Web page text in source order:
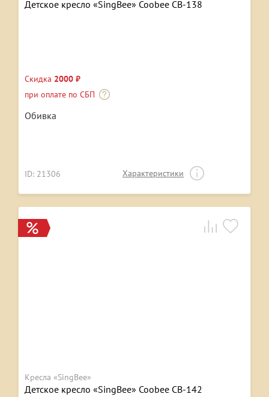
Детское кресло «SingBee» Coobee CB-138
Скидка 2000 ₽
при оплате по СБП
Обивка
ID: 21306 Характеристики
Кресла «SingBee»
Детское кресло «SingBee» Coobee CB-142